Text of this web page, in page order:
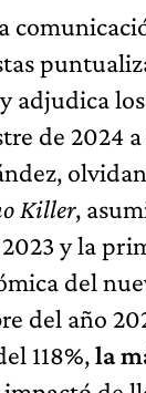
adjudica
de 2024
Killer,
y la
del
del año
118%,la